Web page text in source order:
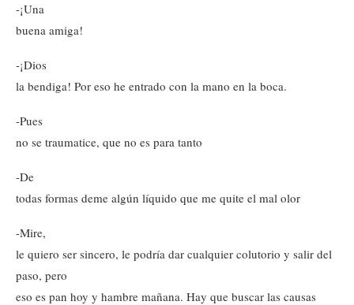
-¡Una
buena amiga!
-¡Dios
la bendiga! Por eso he entrado con la mano en la boca.
-Pues
no se traumatice, que no es para tanto
-De
todas formas deme algún líquido que me quite el mal olor
-Mire,
le quiero ser sincero, le podría dar cualquier colutorio y salir del
paso, pero
eso es pan hoy y hambre mañana. Hay que buscar las causas